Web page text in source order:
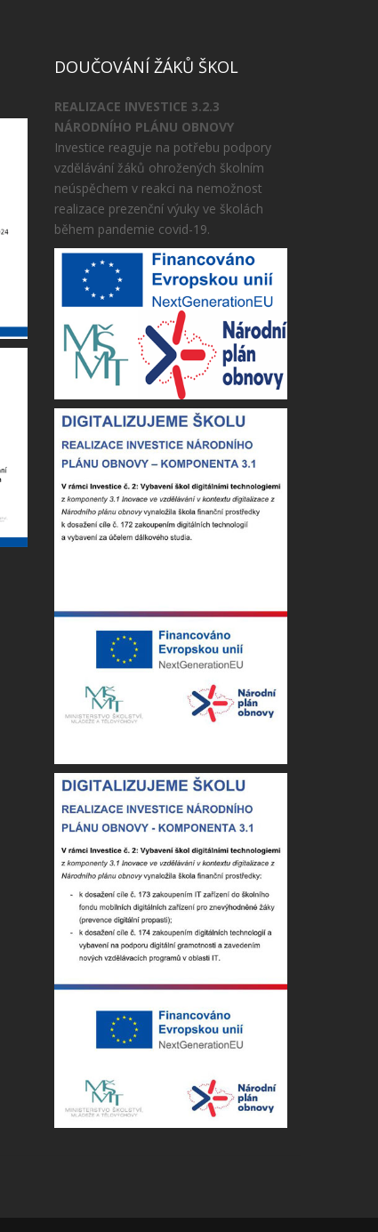
DOUČOVÁNÍ ŽÁKŮ ŠKOL
REALIZACE INVESTICE 3.2.3
NÁRODNÍHO PLÁNU OBNOVY
Investice reaguje na potřebu podpory
vzdělávání žáků ohrožených školním
neúspěchem v reakci na nemožnost
realizace prezenční výuky ve školách
během pandemie covid-19.